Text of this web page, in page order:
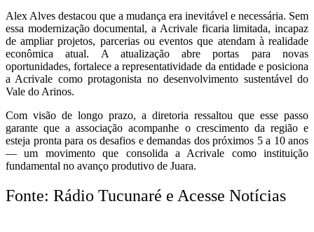
Alex Alves destacou que a mudança era inevitável e necessária. Sem
essa modernização documental, a Acrivale ficaria limitada, incapaz
de ampliar projetos, parcerias ou eventos que atendam à realidade
econômica atual. A atualização abre portas para novas
oportunidades, fortalece a representatividade da entidade e posiciona
a Acrivale como protagonista no desenvolvimento sustentável do
Vale do Arinos.
Com visão de longo prazo, a diretoria ressaltou que esse passo
garante que a associação acompanhe o crescimento da região e
esteja pronta para os desafios e demandas dos próximos 5 a 10 anos
— um movimento que consolida a Acrivale como instituição
fundamental no avanço produtivo de Juara.
Fonte: Rádio Tucunaré e Acesse Notícias